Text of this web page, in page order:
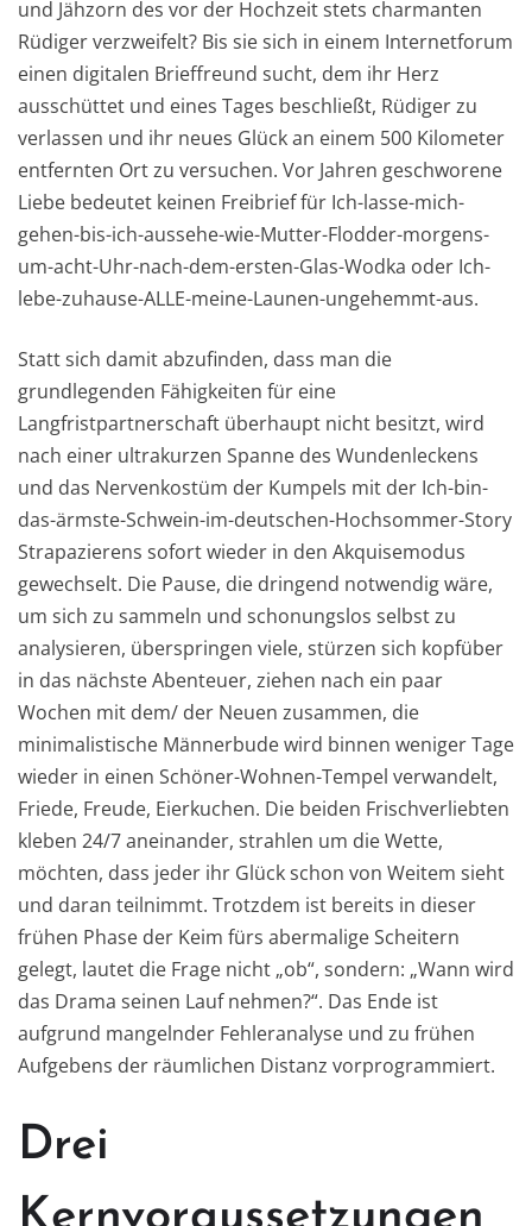
und Jähzorn des vor der Hochzeit stets charmanten
Rüdiger verzweifelt? Bis sie sich in einem Internetforum
einen digitalen Brieffreund sucht, dem ihr Herz
ausschüttet und eines Tages beschließt, Rüdiger zu
verlassen und ihr neues Glück an einem 500 Kilometer
entfernten Ort zu versuchen. Vor Jahren geschworene
Liebe bedeutet keinen Freibrief für Ich-lasse-mich-
gehen-bis-ich-aussehe-wie-Mutter-Flodder-morgens-
um-acht-Uhr-nach-dem-ersten-Glas-Wodka oder Ich-
lebe-zuhause-ALLE-meine-Launen-ungehemmt-aus.
Statt sich damit abzufinden, dass man die
grundlegenden Fähigkeiten für eine
Langfristpartnerschaft überhaupt nicht besitzt, wird
nach einer ultrakurzen Spanne des Wundenleckens
und das Nervenkostüm der Kumpels mit der Ich-bin-
das-ärmste-Schwein-im-deutschen-Hochsommer-Story
Strapazierens sofort wieder in den Akquisemodus
gewechselt. Die Pause, die dringend notwendig wäre,
um sich zu sammeln und schonungslos selbst zu
analysieren, überspringen viele, stürzen sich kopfüber
in das nächste Abenteuer, ziehen nach ein paar
Wochen mit dem/ der Neuen zusammen, die
minimalistische Männerbude wird binnen weniger Tage
wieder in einen Schöner-Wohnen-Tempel verwandelt,
Friede, Freude, Eierkuchen. Die beiden Frischverliebten
kleben 24/7 aneinander, strahlen um die Wette,
möchten, dass jeder ihr Glück schon von Weitem sieht
und daran teilnimmt. Trotzdem ist bereits in dieser
frühen Phase der Keim fürs abermalige Scheitern
gelegt, lautet die Frage nicht „ob“, sondern: „Wann wird
das Drama seinen Lauf nehmen?“. Das Ende ist
aufgrund mangelnder Fehleranalyse und zu frühen
Aufgebens der räumlichen Distanz vorprogrammiert.
Drei